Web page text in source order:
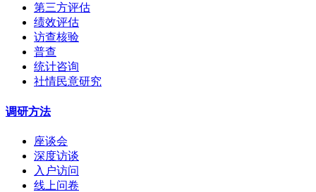
第三方评估
绩效评估
访查核验
普查
统计咨询
社情民意研究
调研方法
座谈会
深度访谈
入户访问
线上问卷